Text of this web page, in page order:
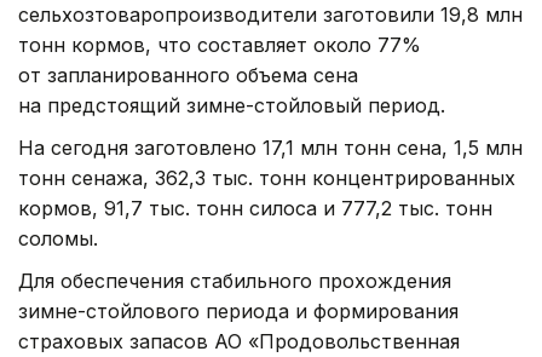
сельхозтоваропроизводители заготовили 19,8 млн
тонн кормов, что составляет около 77%
от запланированного объема сена
на предстоящий зимне-стойловый период.
На сегодня заготовлено 17,1 млн тонн сена, 1,5 млн
тонн сенажа, 362,3 тыс. тонн концентрированных
кормов, 91,7 тыс. тонн силоса и 777,2 тыс. тонн
соломы.
Для обеспечения стабильного прохождения
зимне-стойлового периода и формирования
страховых запасов АО «Продовольственная